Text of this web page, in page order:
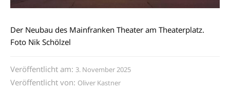
Der Neubau des Mainfranken Theater am Theaterplatz.
Foto Nik Schölzel
Veröffentlicht am: 3. November 2025
Veröffentlicht von: Oliver Kastner